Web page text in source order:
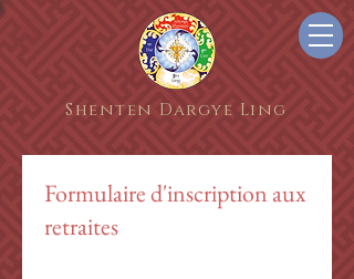
Shenten Dargye Ling
Formulaire d'inscription aux
retraites